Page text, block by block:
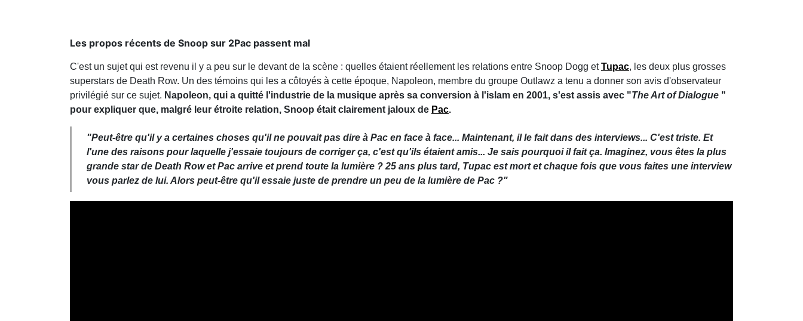
Les propos récents de Snoop sur 2Pac passent mal
C'est un sujet qui est revenu il y a peu sur le devant de la scène : quelles étaient réellement les relations entre Snoop Dogg etTupac, les deux plus grosses
superstars de Death Row. Un des témoins qui les a côtoyés à cette époque, Napoleon, membre du groupe Outlawz a tenu a donner son avis d'observateur
privilégié sur ce sujet. Napoleon, qui a quitté l'industrie de la musique après sa conversion à l'islam en 2001, s'est assis avec "The Art of Dialogue "
pour expliquer que, malgré leur étroite relation, Snoop était clairement jaloux de Pac.
"Peut-être qu'il y a certaines choses qu'il ne pouvait pas dire à Pac en face à face... Maintenant, il le fait dans des interviews... C'est triste. Et
l'une des raisons pour laquelle j'essaie toujours de corriger ça, c'est qu'ils étaient amis... Je sais pourquoi il fait ça. Imaginez, vous êtes la plus
grande star de Death Row et Pac arrive et prend toute la lumière ? 25 ans plus tard, Tupac est mort et chaque fois que vous faites une interview
vous parlez de lui. Alors peut-être qu'il essaie juste de prendre un peu de la lumière de Pac ?"